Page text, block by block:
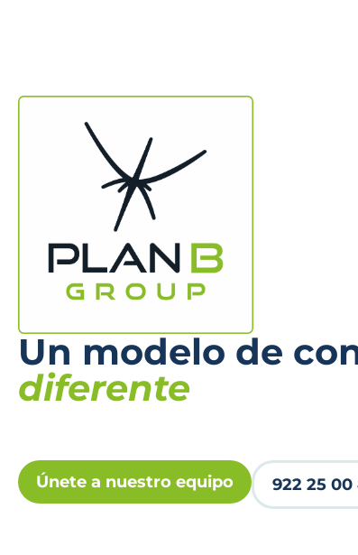
Un modelo de
diferente
Únete a nuestro equipo 922 25 00